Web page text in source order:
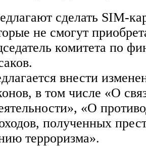
сделать SIM-
не смогут
комитета по
внести
в том числе «О
«О
полученных
терроризма».